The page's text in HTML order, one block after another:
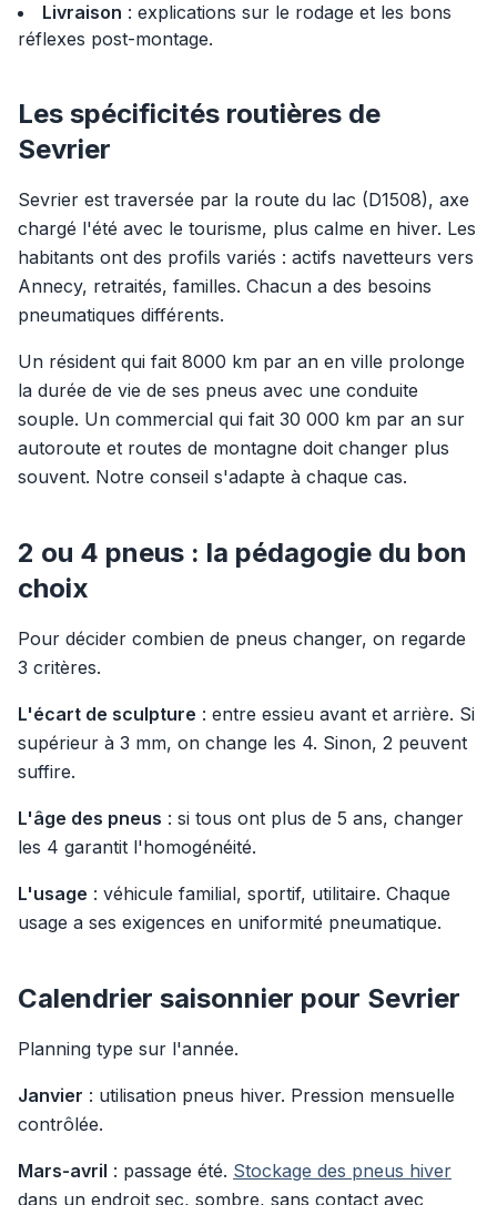
Livraison : explications sur le rodage et les bons
réflexes post-montage.
Les spécificités routières de
Sevrier
Sevrier est traversée par la route du lac (D1508), axe
chargé l'été avec le tourisme, plus calme en hiver. Les
habitants ont des profils variés : actifs navetteurs vers
Annecy, retraités, familles. Chacun a des besoins
pneumatiques différents.
Un résident qui fait 8000 km par an en ville prolonge
la durée de vie de ses pneus avec une conduite
souple. Un commercial qui fait 30 000 km par an sur
autoroute et routes de montagne doit changer plus
souvent. Notre conseil s'adapte à chaque cas.
2 ou 4 pneus : la pédagogie du bon
choix
Pour décider combien de pneus changer, on regarde
3 critères.
L'écart de sculpture : entre essieu avant et arrière. Si
supérieur à 3 mm, on change les 4. Sinon, 2 peuvent
suffire.
L'âge des pneus : si tous ont plus de 5 ans, changer
les 4 garantit l'homogénéité.
L'usage : véhicule familial, sportif, utilitaire. Chaque
usage a ses exigences en uniformité pneumatique.
Calendrier saisonnier pour Sevrier
Planning type sur l'année.
Janvier : utilisation pneus hiver. Pression mensuelle
contrôlée.
Mars-avril : passage été. Stockage des pneus hiver
dans un endroit sec, sombre, sans contact avec